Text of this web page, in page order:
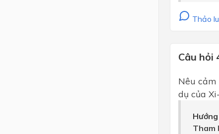
Thảo
Câu hỏi
Nêu cảm
dụ của
Tham